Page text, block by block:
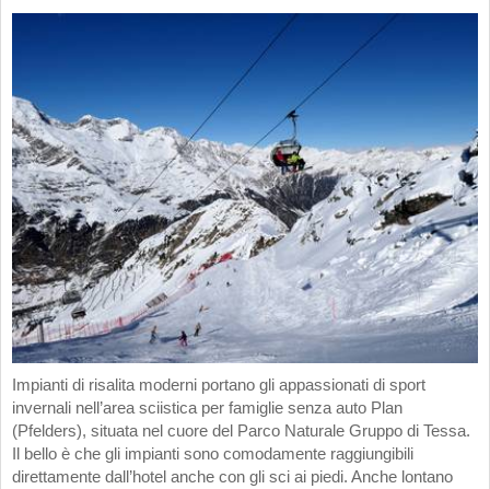
Impianti di risalita moderni portano gli appassionati di sport
invernali nell’area sciistica per famiglie senza auto Plan
(Pfelders), situata nel cuore del Parco Naturale Gruppo di Tessa.
Il bello è che gli impianti sono comodamente raggiungibili
direttamente dall’hotel anche con gli sci ai piedi. Anche lontano